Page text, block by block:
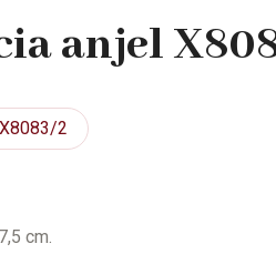
anjel
2
cm.